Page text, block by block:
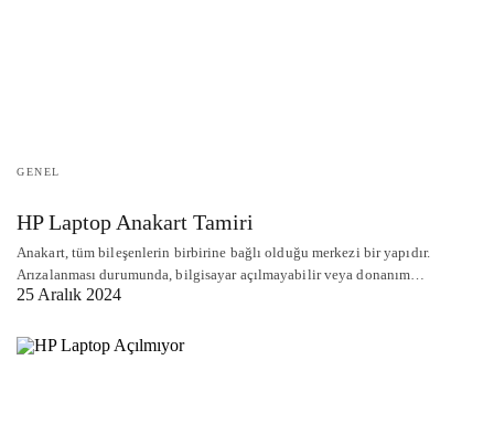
GENEL
HP Laptop Anakart Tamiri
Anakart, tüm bileşenlerin birbirine bağlı olduğu merkezi bir yapıdır.
Arızalanması durumunda, bilgisayar açılmayabilir veya donanım…
25 Aralık 2024